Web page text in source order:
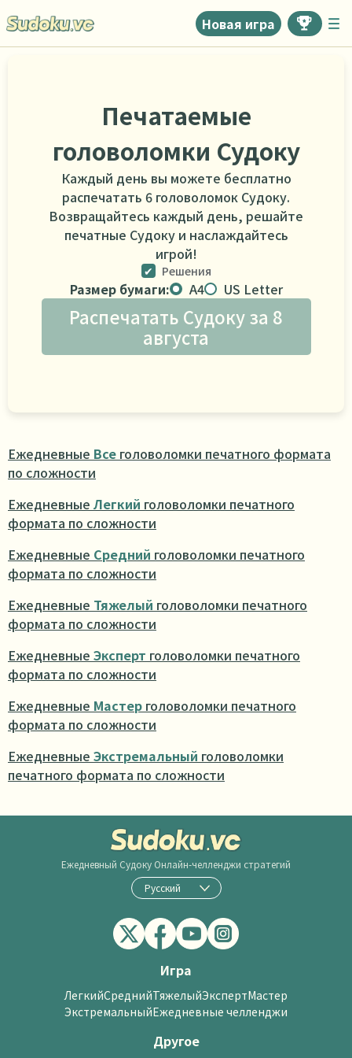
Новая игра
Печатаемые
головоломки Судоку
Каждый день вы можете бесплатно
распечатать 6 головоломок Судоку.
Возвращайтесь каждый день, решайте
печатные Судоку и наслаждайтесь
игрой!
Решения
Размер бумаги: A4 US Letter
Распечатать Судоку за 8
августа
Ежедневные Все головоломки печатного формата
по сложности
Ежедневные Легкий головоломки печатного
формата по сложности
Ежедневные Средний головоломки печатного
формата по сложности
Ежедневные Тяжелый головоломки печатного
формата по сложности
Ежедневные Эксперт головоломки печатного
формата по сложности
Ежедневные Мастер головоломки печатного
формата по сложности
Ежедневные Экстремальный головоломки
печатного формата по сложности
Ежедневный Судоку Онлайн-челленджи стратегий
Русский
Игра
ЛегкийСреднийТяжелыйЭкспертМастер
ЭкстремальныйЕжедневные челленджи
Другое